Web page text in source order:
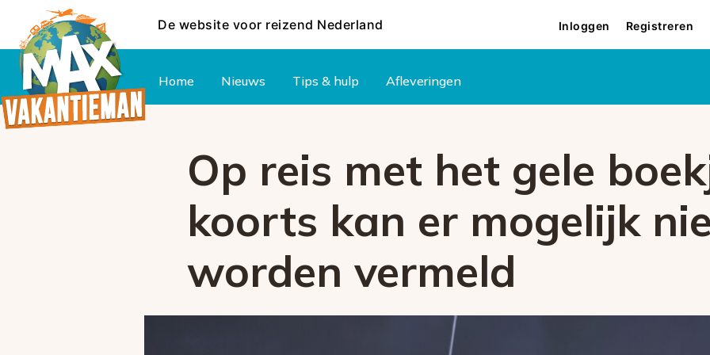
De website voor reizend Nederland Inloggen Registreren
Home Nieuws Tips & hulp Afleveringen
Op reis met het gele
koorts kan er mogelijk
worden vermeld